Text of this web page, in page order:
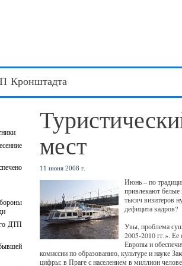
Кронштадта
ДТП
мест
11 июня 2008 г.
Июнь – по
привлекают белые
тысяч визитеров
дефицита кадров?
Увы, проблема
2005-2010 гг.».
Европы и
комиссии по образованию, культуре и науке
цифры: в Праге с населением в миллион